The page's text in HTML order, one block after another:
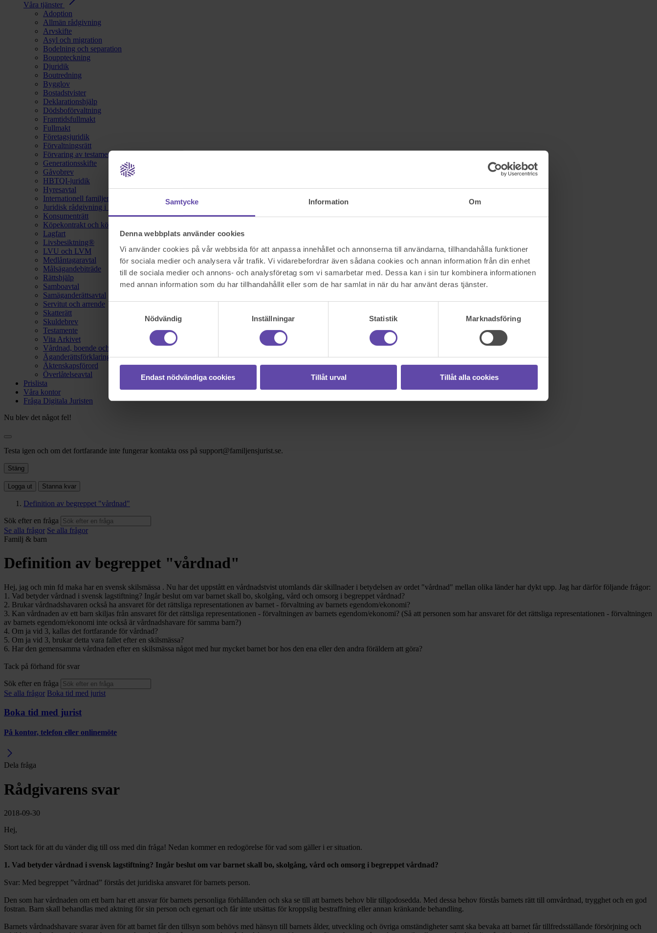
Samtycke Information Om
Denna webbplats använder cookies
Vi använder cookies på vår webbsida för att anpassa innehållet och annonserna till användarna, tillhandahålla funktioner
för sociala medier och analysera vår trafik. Vi vidarebefordrar även sådana cookies och annan information från din enhet
till de sociala medier och annons- och analysföretag som vi samarbetar med. Dessa kan i sin tur kombinera informationen
med annan information som du har tillhandahållit eller som de har samlat in när du har använt deras tjänster.
Nödvändig
Inställningar Statistik Marknadsföring
Endast nödvändiga cookies Tillåt urval Tillåt alla cookies
Våra tjänster
Adoption
Allmän rådgivning
Arvskifte
Asyl och migration
Bodelning och separation
Bouppteckning
Djuridik
Boutredning
Bygglov
Bostadstvister
Deklarationshjälp
Dödsboförvaltning
Framtidsfullmakt
Fullmakt
Företagsjuridik
Förvaltningsrätt
Förvaring av testamente
Generationsskifte
Gåvobrev
HBTQI-juridik
Hyresavtal
Internationell familjerätt
Juridisk rådgivning i hemförsäkring
Konsumenträtt
Köpekontrakt och köpebrev
Lagfart
Livsbesiktning®
LVU och LVM
Medlåntagaravtal
Målsägandebiträde
Rättshjälp
Samboavtal
Samäganderättsavtal
Servitut och arrende
Skatterätt
Skuldebrev
Testamente
Vita Arkivet
Vårdnad, boende och umgänge
Äganderättsförklaring
Äktenskapsförord
Överlåtelseavtal
Prislista
Våra kontor
Fråga Digitala Juristen
Nu blev det något fel!
Testa igen och om det fortfarande inte fungerar kontakta oss på support@familjensjurist.se.
Stäng
Logga ut Stanna kvar
Definition av begreppet "vårdnad"
Sök efter en fråga
Se alla frågor Se alla frågor
Familj & barn
Definition av begreppet "vårdnad"
Hej, jag och min fd maka har en svensk skilsmässa . Nu har det uppstått en vårdnadstvist utomlands där skillnader i betydelsen av ordet "vårdnad" mellan olika länder har dykt upp. Jag har därför följande frågor:
1. Vad betyder vårdnad i svensk lagstiftning? Ingår beslut om var barnet skall bo, skolgång, vård och omsorg i begreppet vårdnad?
2. Brukar vårdnadshavaren också ha ansvaret för det rättsliga representationen av barnet - förvaltning av barnets egendom/ekonomi?
3. Kan vårdnaden av ett barn skiljas från ansvaret för det rättsliga representationen - förvaltningen av barnets egendom/ekonomi? (Så att personen som har ansvaret för det rättsliga representationen - förvaltningen
av barnets egendom/ekonomi inte också är vårdnadshavare för samma barn?)
4. Om ja vid 3, kallas det fortfarande för vårdnad?
5. Om ja vid 3, brukar detta vara fallet efter en skilsmässa?
6. Har den gemensamma vårdnaden efter en skilsmässa något med hur mycket barnet bor hos den ena eller den andra föräldern att göra?
Tack på förhand för svar
Sök efter en fråga
Se alla frågor Boka tid med jurist
Boka tid med jurist
På kontor, telefon eller onlinemöte
Dela fråga
Rådgivarens svar
2018-09-30
Hej,
Stort tack för att du vänder dig till oss med din fråga! Nedan kommer en redogörelse för vad som gäller i er situation.
1. Vad betyder vårdnad i svensk lagstiftning? Ingår beslut om var barnet skall bo, skolgång, vård och omsorg i begreppet vårdnad?
Svar: Med begreppet ”vårdnad” förstås det juridiska ansvaret för barnets person.
Den som har vårdnaden om ett barn har ett ansvar för barnets personliga förhållanden och ska se till att barnets behov blir tillgodosedda. Med dessa behov förstås barnets rätt till omvårdnad, trygghet och en god
fostran. Barn skall behandlas med aktning för sin person och egenart och får inte utsättas för kroppslig bestraffning eller annan kränkande behandling.
Barnets vårdnadshavare svarar även för att barnet får den tillsyn som behövs med hänsyn till barnets ålder, utveckling och övriga omständigheter samt ska bevaka att barnet får tillfredsställande försörjning och